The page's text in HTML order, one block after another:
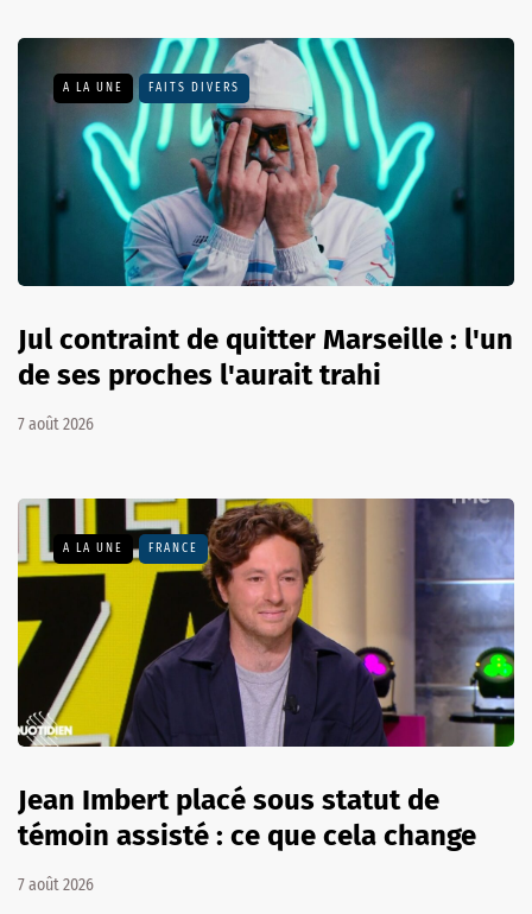
A LA UNE FAITS DIVERS
Jul contraint de quitter Marseille : l'un
de ses proches l'aurait trahi
7 août 2026
A LA UNE FRANCE
Jean Imbert placé sous statut de
témoin assisté : ce que cela change
7 août 2026